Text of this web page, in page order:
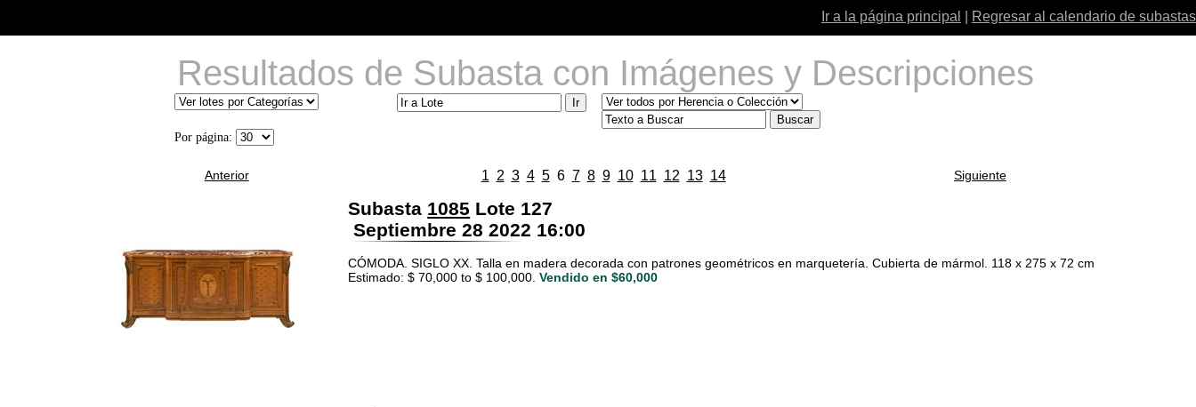
Ir a la página principal Regresar al calendario de subastas
Resultados de Subasta con Imágenes y Descripciones
Por página:
Anterior 1 2 3 4 5 6 7 8 9 10 11 12 13 14 Siguiente
Subasta 1085 Lote 127
Septiembre 28 2022 16:00
CÓMODA. SIGLO XX. Talla en madera decorada con patrones geométricos en marquetería. Cubierta de mármol. 118 x 275 x 72 cm
Estimado: $ 70,000 to $ 100,000. Vendido en $60,000